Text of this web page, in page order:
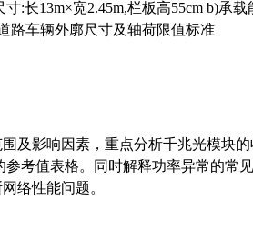
:长13m×宽2.45m,栏板高55cm b)承载
路车辆外廓尺寸及轴荷限值标准
及影响因素，重点分析千兆光模块
考值表格。同时解释功率异常的常
络性能问题。